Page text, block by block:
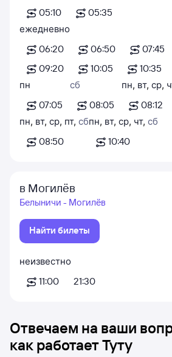
05:10
05:35
ежедневно
06:20
06:50 07:45
09:20
10:05 10:35
пн
07:05
сб
08:05
пн, вт, ср,
08:12
пн, вт, ср, пт, сб
08:50
пн, вт, ср, чт, сб
10:40
в Могилёв
Белыничи - Могилёв
Найти билеты
неизвестно
11:00
21:30
Отвечаем на ваши
как работает Туту